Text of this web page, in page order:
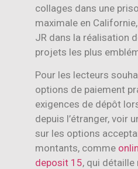
collages dans une
maximale en
JR dans la réalisation
projets les plus
Pour les lecteurs
options de paiement
exigences de dépôt
depuis l’étranger, voir
sur les options
montants, comme
deposit 15, qui